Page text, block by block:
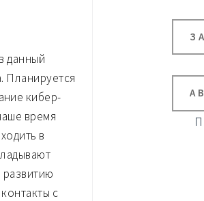
данный
Планируется
кибер-
время
в
с